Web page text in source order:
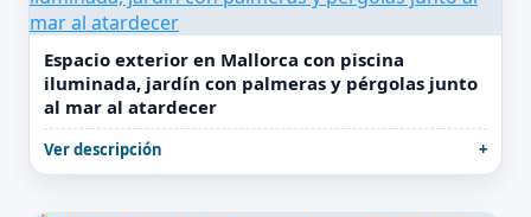
Espacio exterior en Mallorca con piscina
iluminada, jardín con palmeras y pérgolas junto
al mar al atardecer
Ver descripción